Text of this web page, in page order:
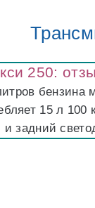
250:
бензина
15 л
задний